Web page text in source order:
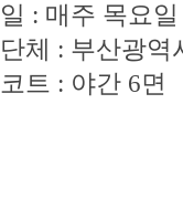
: 매주 목요
체 : 부산광역
트 : 야간 6면